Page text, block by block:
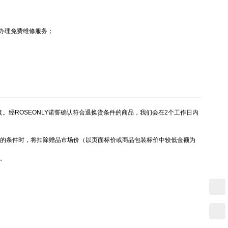
理免费维修服务；
经ROSEONLY诺誓确认符合退换货条件的商品，我们会在2个工作日内
条件时，将扣除赠品市场价（以页面标价或商品包装标价中较低金额为